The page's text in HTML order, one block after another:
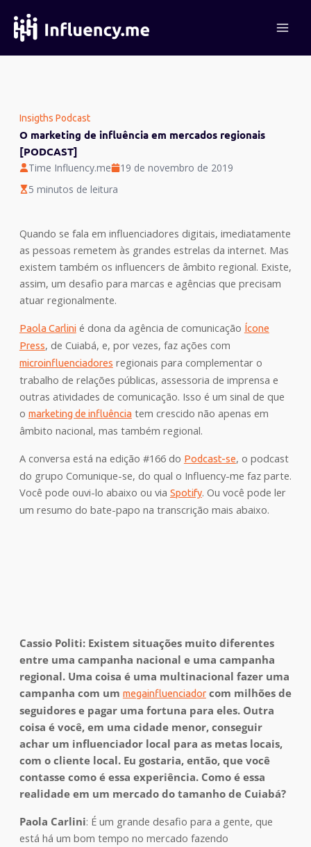
para
conteúdo
Insigths Podcast
O marketing de influência em mercados regionais
[PODCAST]
Time Influency.me
19 de novembro de 2019
5 minutos de leitura
Quando se fala em influenciadores digitais, imediatamente
as pessoas remetem às grandes estrelas da internet. Mas
existem também os influencers de âmbito regional. Existe,
assim, um desafio para marcas e agências que precisam
atuar regionalmente.
Paola Carlinié dona da agência de comunicação Ícone
Press, de Cuiabá, e, por vezes, faz ações com
microinfluenciadores regionais para complementar o
trabalho de relações públicas, assessoria de imprensa e
outras atividades de comunicação. Isso é um sinal de que
o marketing de influênciatem crescido não apenas em
âmbito nacional, mas também regional.
A conversa está na edição #166 do Podcast-se, o podcast
do grupo Comunique-se, do qual o Influency-me faz parte.
Você pode ouvi-lo abaixo ou via Spotify. Ou você pode ler
um resumo do bate-papo na transcrição mais abaixo.
Cassio Politi: Existem situações muito diferentes
entre uma campanha nacional e uma campanha
regional. Uma coisa é uma multinacional fazer uma
campanha com um megainfluenciadorcom milhões de
seguidores e pagar uma fortuna para eles. Outra
coisa é você, em uma cidade menor, conseguir
achar um influenciador local para as metas locais,
com o cliente local. Eu gostaria, então, que você
contasse como é essa experiência. Como é essa
realidade em um mercado do tamanho de Cuiabá?
Paola Carlini: É um grande desafio para a gente, que
está há um bom tempo no mercado fazendo